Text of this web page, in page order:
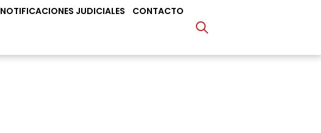
NOTIFICACIONES JUDICIALES CONTACTO